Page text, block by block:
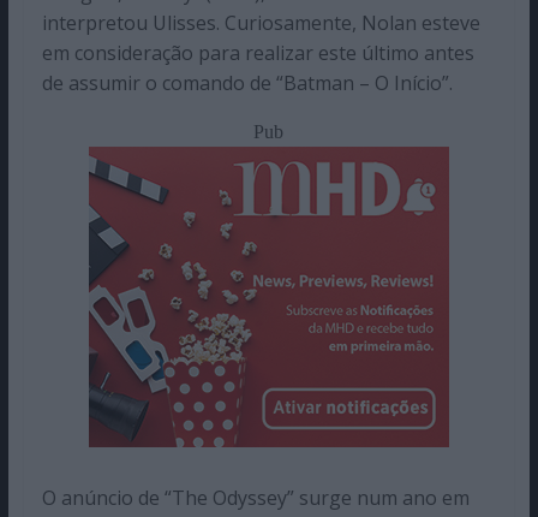
interpretou Ulisses. Curiosamente, Nolan esteve
em consideração para realizar este último antes
de assumir o comando de “Batman – O Início”.
Pub
O anúncio de “The Odyssey” surge num ano em